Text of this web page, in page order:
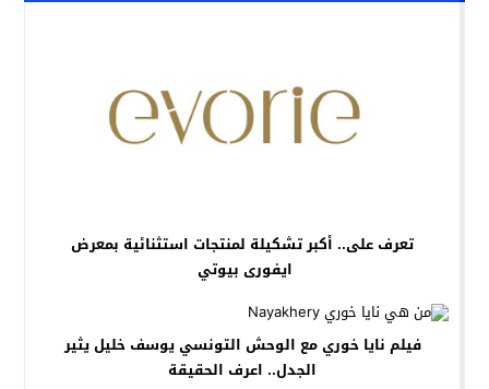
تعرف على.. أكبر تشكيلة لمنتجات استثنائية بمعرض
ايفورى بيوتي
فيلم نايا خوري مع الوحش التونسي يوسف خليل يثير
الجدل.. اعرف الحقيقة